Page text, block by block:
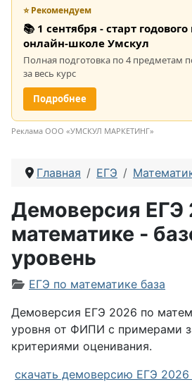
⭐ Рекомендуем
📚 1 сентября - старт
онлайн-школе Умскул
Полная подготовка по 4 предметам
за весь курс
Подробнее
Реклама ООО «УМСКУЛ МАРКЕТИНГ»
Главная ЕГЭ
Демоверсия ЕГЭ
математике -
уровень
Информация о материале
ЕГЭ по математике база
Демоверсия ЕГЭ 2026 по
уровня от ФИПИ с примерами
критериями оценивания.
скачать демоверсию ЕГЭ